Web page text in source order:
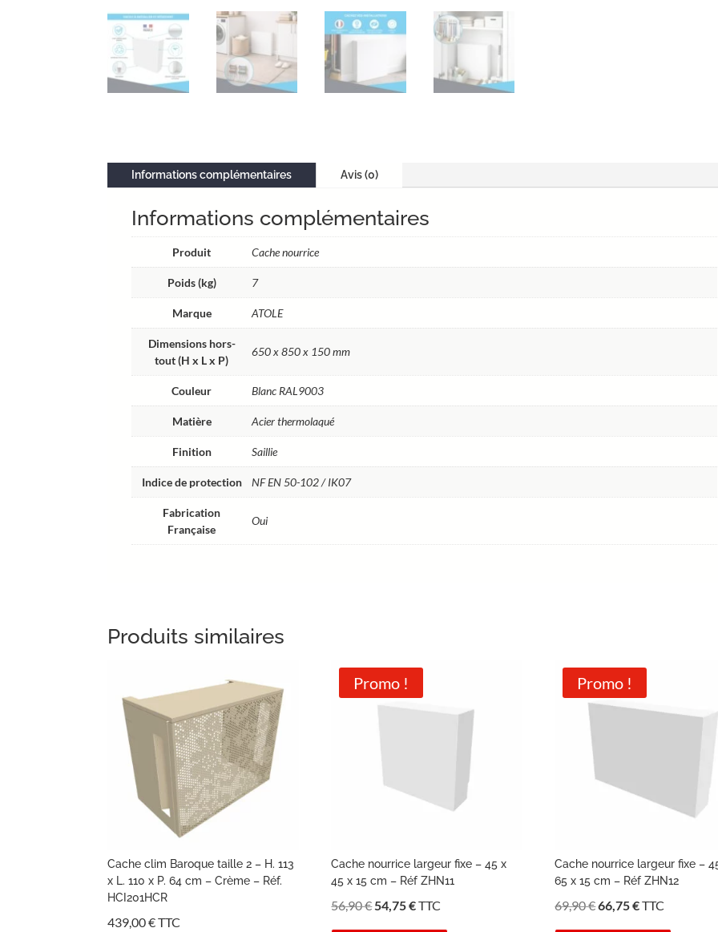
Informations complémentaires Avis (0)
Informations complémentaires
Produit Cache nourrice
Poids (kg) 7
Marque ATOLE
Dimensions hors-
tout (H x L x P)
650 x 850 x 150 mm
Couleur Blanc RAL9003
Matière Acier thermolaqué
Finition Saillie
Indice de protection NF EN 50-102 / IK07
Fabrication
Française
Oui
Produits similaires
Cache clim Baroque taille 2 – H. 113
x L. 110 x P. 64 cm – Crème – Réf.
HCI201HCR
439,00€TTC
Promo !
Cache nourrice largeur fixe – 45 x
45 x 15 cm – Réf ZHN11
56,90€Le
54,75€Le
TTC
Promo !
Cache nourrice largeur fixe –
65 x 15 cm – Réf ZHN12
69,90€Le
66,75€Le
TTC